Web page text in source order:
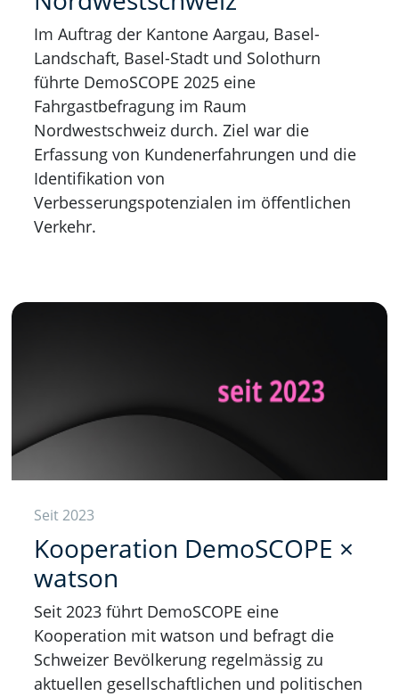
Im Auftrag der Kantone Aargau, Basel-
Landschaft, Basel-Stadt und Solothurn
führte DemoSCOPE 2025 eine
Fahrgastbefragung im Raum
Nordwestschweiz durch. Ziel war die
Erfassung von Kundenerfahrungen und die
Identifikation von
Verbesserungspotenzialen im öffentlichen
Verkehr.
Seit 2023
Kooperation DemoSCOPE ×
watson
Seit 2023 führt DemoSCOPE eine
Kooperation mit watson und befragt die
Schweizer Bevölkerung regelmässig zu
aktuellen gesellschaftlichen und politischen